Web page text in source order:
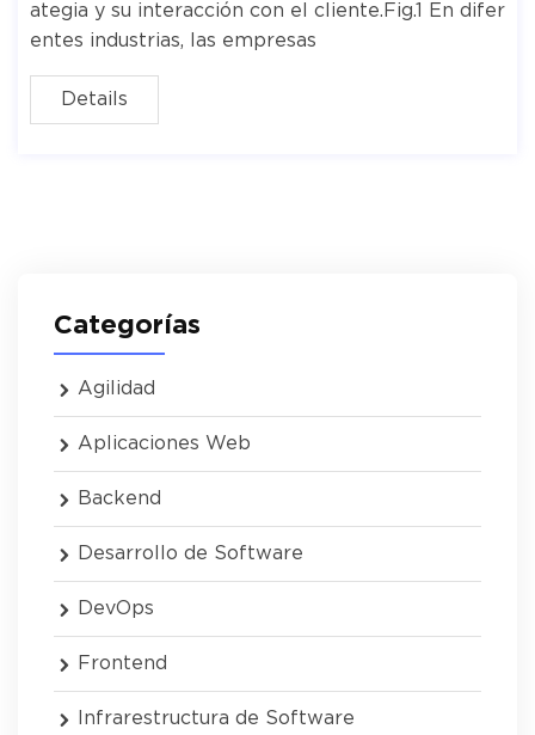
ategia y su interacción con el cliente.Fig.1 En difer
entes industrias, las empresas
Details
Categorías
Agilidad
Aplicaciones Web
Backend
Desarrollo de Software
DevOps
Frontend
Infrarestructura de Software